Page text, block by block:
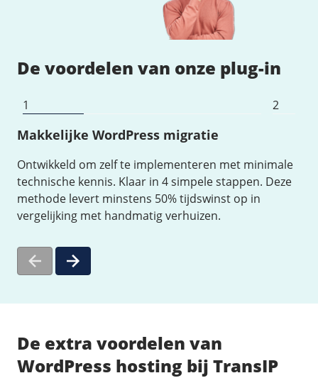
De voordelen van onze plug-in
1 2
Makkelijke WordPress migratie
Ontwikkeld om zelf te implementeren met minimale
technische kennis. Klaar in 4 simpele stappen. Deze
methode levert minstens 50% tijdswinst op in
vergelijking met handmatig verhuizen.
De extra voordelen van
WordPress hosting bij TransIP